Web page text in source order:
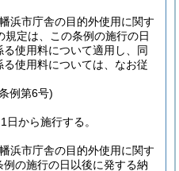
浜市庁舎の目的外使用に関す
定は、この条例の施行の日
使用料について適用し、同
使用料については、なお従
例第6号)
から施行する。
浜市庁舎の目的外使用に関す
の施行の日以後に発する納